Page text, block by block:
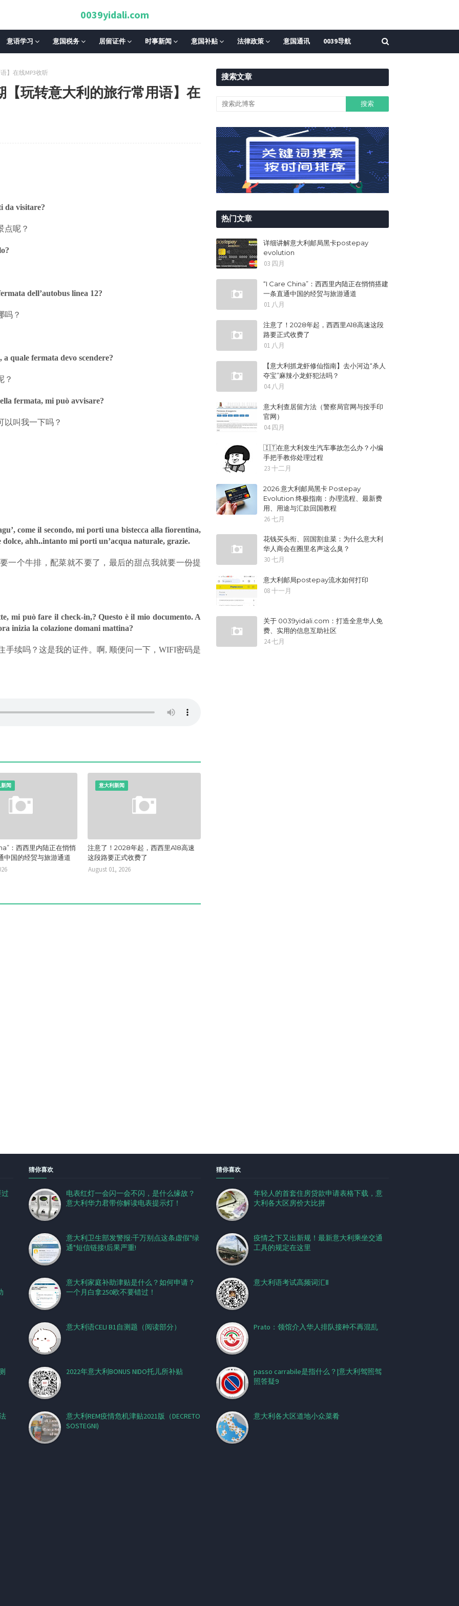
0039yidali.com
意语学习 意国税务 居留证件 时事新闻 意国补贴 法律政策 意国通讯 0039导航
】在线MP3收听
玩转意大利的旅行常用语】在
da visitare?
点呢？
dell’autobus linea 12?
吗？
quale fermata devo scendere?
？
fermata, mi può avvisare?
以叫我一下吗？
come il secondo, mi porti una bistecca alla fiorentina,
ahh..intanto mi porti un’acqua naturale, grazie.
一个牛排，配菜就不要了，最后的甜点我就要一份提
mi può fare il check-in,? Questo è il mio documento. A
inizia la colazione domani mattina?
手续吗？这是我的证件。啊, 顺便问一下，WIFI密码是
闻
：西西里内陆正在悄悄
中国的经贸与旅游通道
意大利新闻
注意了！2028年起，西西里A18高速
这段路要正式收费了
August 01, 2026
搜索文章
热门文章
详细讲解意大利邮局黑卡postepay
evolution
03 四月
“I Care China”：西西里内陆正在悄悄搭建
一条直通中国的经贸与旅游通道
01 八月
注意了！2028年起，西西里A18高速这段
路要正式收费了
01 八月
【意大利抓龙虾修仙指南】去小河边“杀人
夺宝”麻辣小龙虾犯法吗？
04 八月
意大利查居留方法（警察局官网与按手印
官网）
04 四月
🇮🇹在意大利发生汽车事故怎么办？小编
手把手教你处理过程
23 十二月
2026 意大利邮局黑卡 Postepay
Evolution 终极指南：办理流程、最新费
用、用途与汇款回国教程
26 七月
花钱买头衔、回国割韭菜：为什么意大利
华人商会在圈里名声这么臭？
30 七月
意大利邮局postepay流水如何打印
08 十一月
关于 0039yidali.com：打造全意华人免
费、实用的信息互助社区
24 七月
猜你喜欢
电表红灯一会闪一会不闪，是什么缘故？
意大利华力君带你解读电表提示灯！
意大利卫生部发警报:千万别点这条虚假"绿
通"短信链接!后果严重!
意大利家庭补助津贴是什么？如何申请？
一个月白拿250欧不要错过！
意大利语CELI B1自测题（阅读部分）
2022年意大利BONUS NIDO托儿所补贴
意大利REM疫情危机津贴2021版（DECRETO
SOSTEGNI)
猜你喜欢
年轻人的首套住房贷款申请表格下载，意
大利各大区房价大比拼
疫情之下又出新规！最新意大利乘坐交通
工具的规定在这里
意大利语考试高频词汇Ⅱ
Prato：领馆介入华人排队接种不再混乱
passo carrabile是指什么？|意大利驾照驾
照答疑9
意大利各大区道地小众菜肴